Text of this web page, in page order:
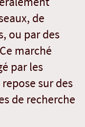
de
ou par des
marché
par les
sur des
de recherche